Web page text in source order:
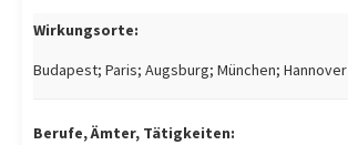
Wirkungsorte:
Budapest; Paris; Augsburg; München; Hannover
Berufe, Ämter, Tätigkeiten: